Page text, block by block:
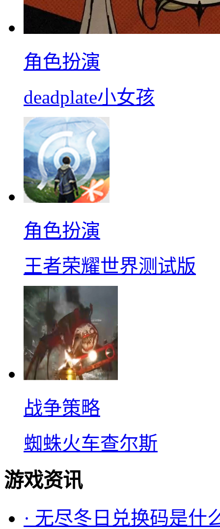
角色扮演
deadplate小女孩
角色扮演
王者荣耀世界测试版
战争策略
蜘蛛火车查尔斯
游戏资讯
· 无尽冬日兑换码是什